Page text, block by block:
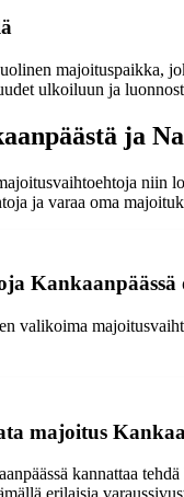
majoituspaikka,
ulkoiluun ja
ja
niin
ja varaa oma
valikoima
majoitus
kannattaa